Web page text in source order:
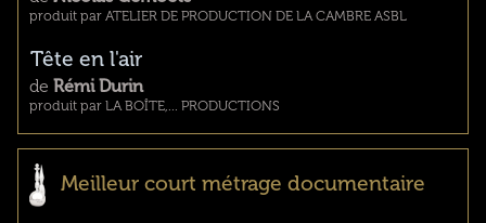
produit par ATELIER DE PRODUCTION DE LA CAMBRE ASBL
Tête en l'air
de Rémi Durin
produit par LA BOÎTE,... PRODUCTIONS
Meilleur court métrage documentaire